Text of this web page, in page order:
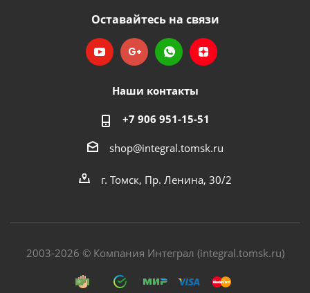
Оставайтесь на связи
Наши контакты
+7 906 951-15-51
shop@integral.tomsk.ru
г. Томск, Пр. Ленина, 30/2
2003-2026 © Компания Интеграл (integral.tomsk.ru)